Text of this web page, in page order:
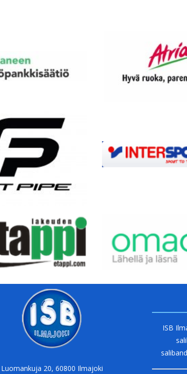
Luomankuja 20, 60800 Ilmajoki
ISB